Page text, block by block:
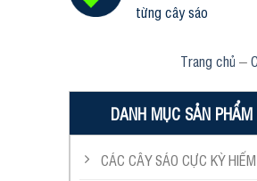
từng cây sáo
Trang chủ –
DANH MỤC SẢN PHẨM
CÁC CÂY SÁO CỰC KỲ HIẾM